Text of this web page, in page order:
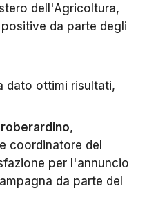
dell'Agricoltura,
da parte degli
dato ottimi risultati,
,
coordinatore del
per l'annuncio
da parte del